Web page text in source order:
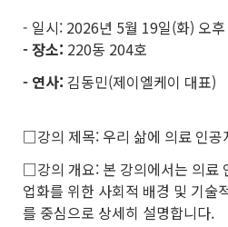
- 일시: 2026년 5월 19일(화) 오후
- 장소: 220동 204호
- 연사: 김동민(제이엘케이 대표)
□강의 제목: 우리 삶에 의료 인공
□강의 개요: 본 강의에서는 의료
업화를 위한 사회적 배경 및 기술
를 중심으로 상세히 설명합니다.